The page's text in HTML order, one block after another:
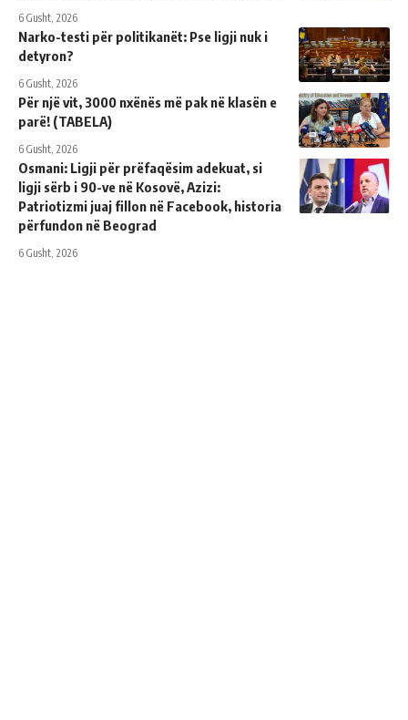
6 Gusht, 2026
Narko-testi për politikanët: Pse ligji nuk i
detyron?
6 Gusht, 2026
Për një vit, 3000 nxënës më pak në klasën e
parë! (TABELA)
6 Gusht, 2026
Osmani: Ligji për prëfaqësim adekuat, si
ligji sërb i 90-ve në Kosovë, Azizi:
Patriotizmi juaj fillon në Facebook, historia
përfundon në Beograd
6 Gusht, 2026